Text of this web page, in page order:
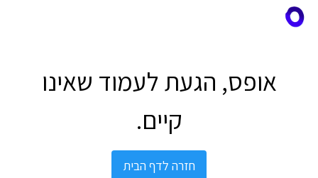
אופס, הגעת לעמוד שאינו
קיים.
חזרה לדף הבית